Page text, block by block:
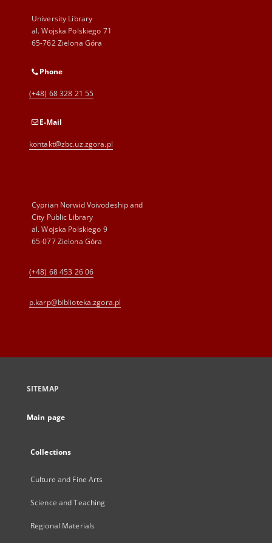
University Library
al. Wojska Polskiego 71
65-762 Zielona Góra
Phone
(+48) 68 328 21 55
E-Mail
kontakt@zbc.uz.zgora.pl
Cyprian Norwid Voivodeship and
City Public Library
al. Wojska Polskiego 9
65-077 Zielona Góra
(+48) 68 453 26 06
p.karp@biblioteka.zgora.pl
SITEMAP
Main page
Collections
Culture and Fine Arts
Science and Teaching
Regional Materials